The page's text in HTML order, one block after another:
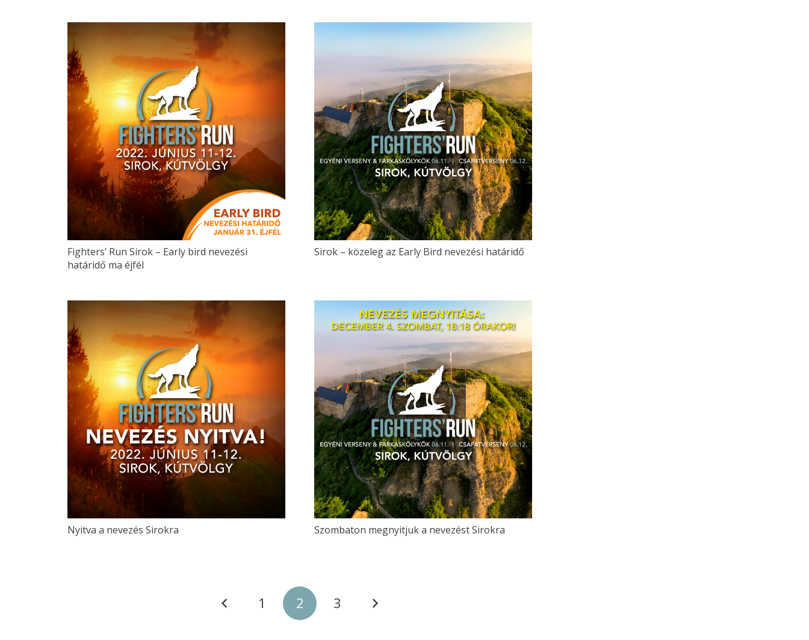
Fighters’ Run Sirok – Early bird nevezési
határidő ma éjfél
Sirok – közeleg az Early Bird nevezési határidő
Nyitva a nevezés Sirokra Szombaton megnyitjuk a nevezést Sirokra
1 2 3